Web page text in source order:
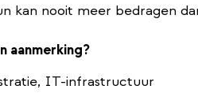
kan nooit meer bedragen
aanmerking?
IT-infrastructuur